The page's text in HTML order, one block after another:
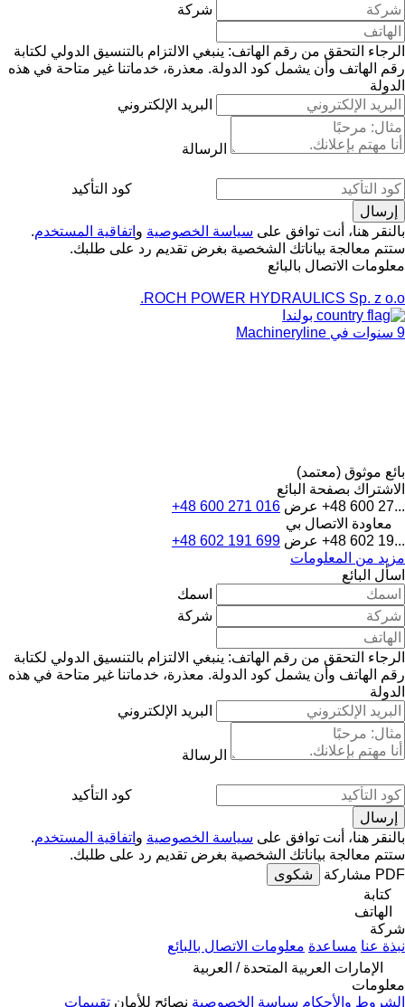
شركة
الرجاء التحقق من رقم الهاتف: ينبغي الالتزام بالتنسيق الدولي لكتابة
رقم الهاتف وأن يشمل كود الدولة. معذرة، خدماتنا غير متاحة في هذه
الدولة
البريد الإلكتروني
الرسالة
كود التأكيد
بالنقر هنا، أنت توافق على سياسة الخصوصية و اتفاقية المستخدم.
ستتم معالجة بياناتك الشخصية بغرض تقديم رد على طلبك.
معلومات الاتصال بالبائع
ROCH POWER HYDRAULICS Sp. z o.o.
بولندا
9 سنوات في Machineryline
بائع موثوق (معتمد)
الاشتراك بصفحة البائع
+48 600 27... عرض +48 600 271 016
معاودة الاتصال بي
+48 602 19... عرض +48 602 191 699
مزيد من المعلومات
اسأل البائع
اسمك
شركة
الرجاء التحقق من رقم الهاتف: ينبغي الالتزام بالتنسيق الدولي لكتابة
رقم الهاتف وأن يشمل كود الدولة. معذرة، خدماتنا غير متاحة في هذه
الدولة
البريد الإلكتروني
الرسالة
كود التأكيد
بالنقر هنا، أنت توافق على سياسة الخصوصية و اتفاقية المستخدم.
ستتم معالجة بياناتك الشخصية بغرض تقديم رد على طلبك.
PDF مشاركة
شكوى
كتابة
الهاتف
شركة
نبذة عنا مساعدة معلومات الاتصال بالبائع
الإمارات العربية المتحدة / العربية
معلومات
الشروط والأحكام سياسة الخصوصية نصائح للأمان تقييمات